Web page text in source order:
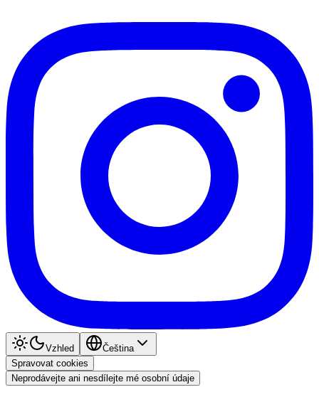
Vzhled
Čeština
Spravovat cookies
Neprodávejte ani nesdílejte mé osobní údaje